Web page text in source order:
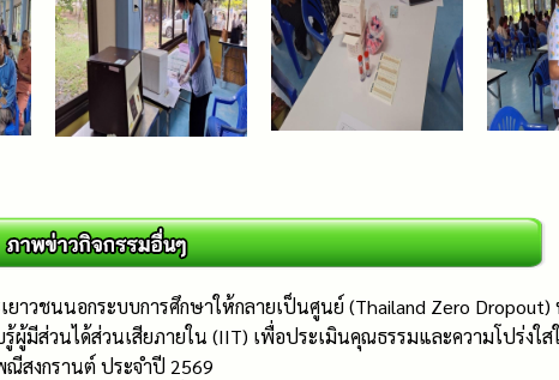
ยาวชนนอกระบบการศึกษาให้กลายเป็นศูนย์ (Thailand Zero
รู้ผู้มีส่วนได้ส่วนเสียภายใน (IIT) เพื่อประเมินคุณธรรมและความโปร่ง
ณีสงกรานต์ ประจำปี 2569